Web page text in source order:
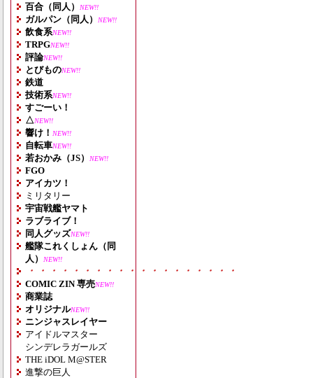
百合（同人） NEW!!
ガルパン（同人） NEW!!
飲食系NEW!!
TRPGNEW!!
評論NEW!!
とびものNEW!!
鉄道
技術系NEW!!
すごーい！
△NEW!!
響け！ NEW!!
自転車NEW!!
若おかみ（JS） NEW!!
FGO
アイカツ！
ミリタリー
宇宙戦艦ヤマト
ラブライブ！
同人グッズNEW!!
艦隊これくしょん（同
人）
NEW!!
・・・・・・・・・・・・・・・・・・・
COMIC ZIN 専売NEW!!
商業誌
オリジナルNEW!!
ニンジャスレイヤー
アイドルマスター
シンデレラガールズ
THE iDOL M@STER
進撃の巨人